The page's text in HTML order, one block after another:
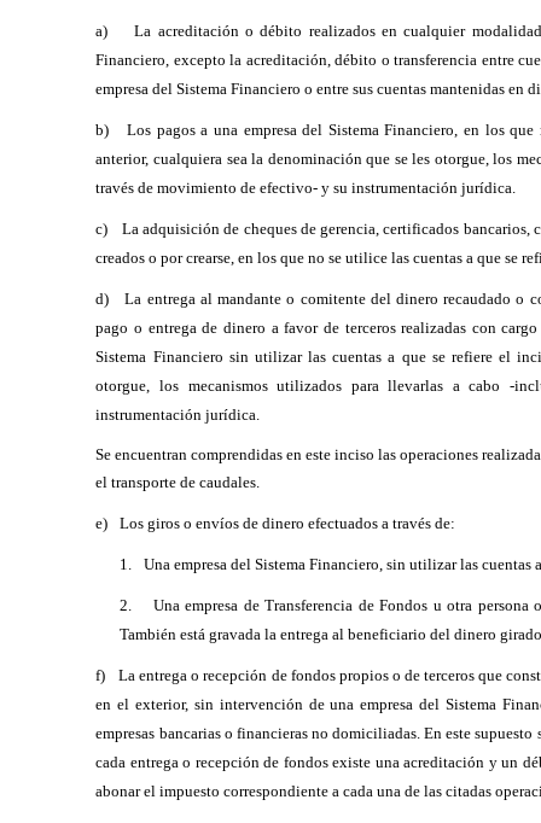
a)
La acreditación o débito realizados en cualquier
Financiero, excepto la acreditación, débito o transferencia entre
empresa del Sistema Financiero o entre sus cuentas mantenidas en
b)
Los pagos a una empresa del Sistema Financiero, en los
anterior, cualquiera sea la denominación que se les otorgue, los
través de movimiento de efectivo- y su instrumentación jurídica.
c)
La adquisición de cheques de gerencia, certificados
creados o por crearse, en los que no se utilice las cuentas a que se
d)
La entrega al mandante o comitente del dinero recaudado o
pago o entrega de dinero a favor de terceros realizadas con
Sistema Financiero sin utilizar las cuentas a que se refiere el
otorgue, los mecanismos utilizados para llevarlas a cabo -
instrumentación jurídica.
Se encuentran comprendidas en este inciso las operaciones
el transporte de caudales.
e) Los giros o envíos de dinero efectuados a través de:
1. Una empresa del Sistema Financiero, sin utilizar las cuentas
2.
Una empresa de Transferencia de Fondos u otra
También está gravada la entrega al beneficiario del dinero
f)
La entrega o recepción de fondos propios o de terceros que
en el exterior, sin intervención de una empresa del Sistema
empresas bancarias o financieras no domiciliadas. En este
cada entrega o recepción de fondos existe una acreditación y un
abonar el impuesto correspondiente a cada una de las citadas